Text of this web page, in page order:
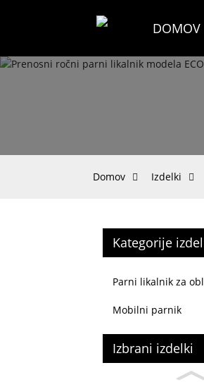
DOMOV
Domov Izdelki
Kategorije
Parni likalnik za
Mobilni parnik
Izbrani izdelki
Loading...
Loading...